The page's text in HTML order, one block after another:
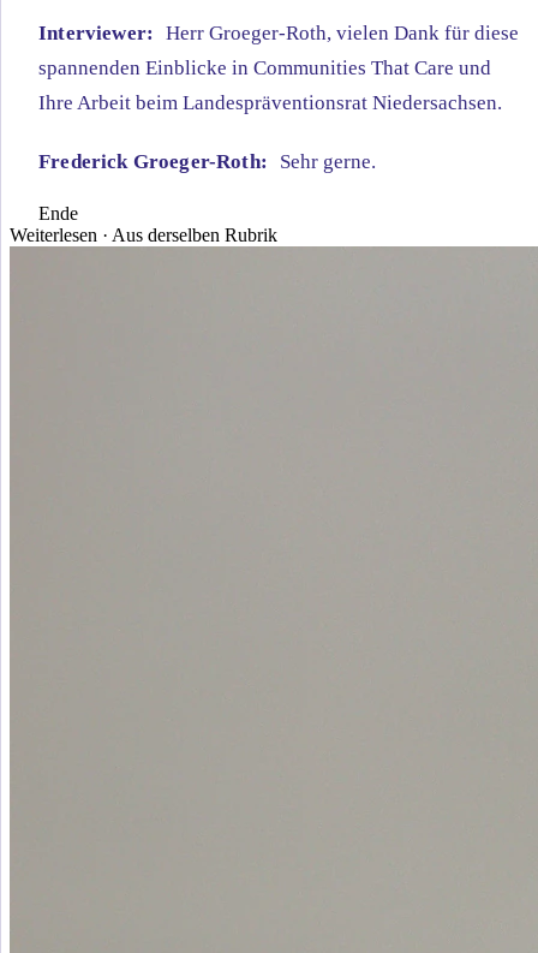
Interviewer:
Herr Groeger-Roth, vielen Dank für diese
spannenden Einblicke in Communities That Care und
Ihre Arbeit beim Landespräventionsrat Niedersachsen.
Frederick Groeger-Roth: Sehr gerne.
Ende
Weiterlesen · Aus derselben Rubrik